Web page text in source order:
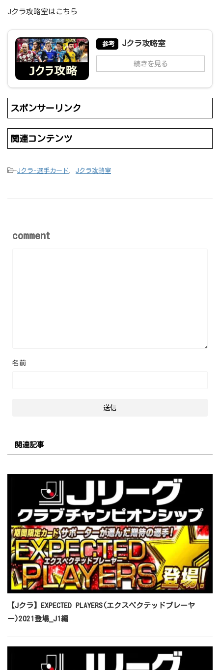
Jクラ攻略室はこちら
参考 Jクラ攻略室
続きを見る
スポンサーリンク
関連コンテンツ
-Jクラ-選手カード , Jクラ攻略室
comment
名前
関連記事
【Jクラ】EXPECTED PLAYERS(エクスペクテッドプレーヤ
ー)2021登場_J1編